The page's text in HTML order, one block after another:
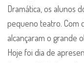
Dramática, os alunos
pequeno teatro. Com
alcançaram o grande
Hoje foi dia de